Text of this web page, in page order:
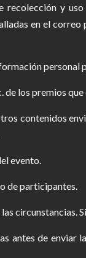
y
en el
de los premios
contenidos
evento.
de participantes.
circunstancias.
de enviar